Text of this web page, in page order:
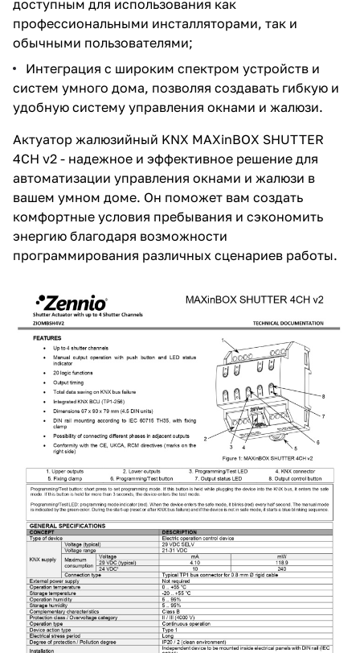
доступным для использования как
профессиональными инсталляторами, так и
обычными пользователями;
Интеграция с широким спектром устройств и
систем умного дома, позволяя создавать гибкую и
удобную систему управления окнами и жалюзи.
Актуатор жалюзийный KNX MAXinBOX SHUTTER
4CH v2 - надежное и эффективное решение для
автоматизации управления окнами и жалюзи в
вашем умном доме. Он поможет вам создать
комфортные условия пребывания и сэкономить
энергию благодаря возможности
программирования различных сценариев работы.